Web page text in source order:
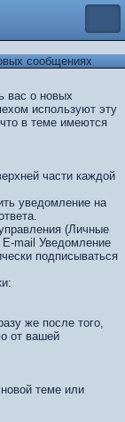
сообщениях
вас о новых
используют эту
в теме имеются
части каждой
уведомление на
(Личные
E-mail Уведомление
подписываться
же после того,
от вашей
теме или